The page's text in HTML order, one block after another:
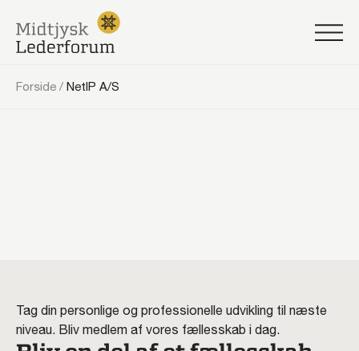
Forside / NetIP A/S
Tag din personlige og professionelle udvikling til næste
niveau. Bliv medlem af vores fællesskab i dag.